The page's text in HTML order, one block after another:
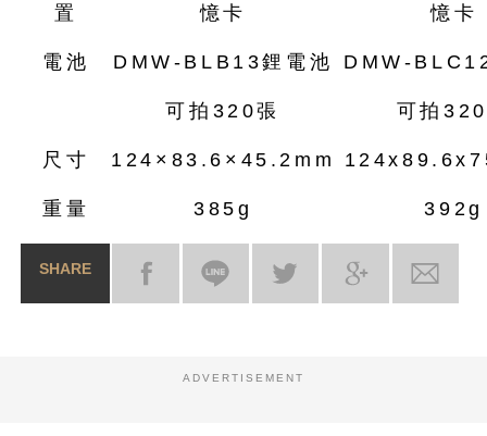
置
憶卡
憶卡
電池 DMW-BLB13鋰電池
可拍320張
DMW-
可拍
尺寸 124×83.6×45.2mm
重量 385g 392g
SHARE
ADVERTISEMENT